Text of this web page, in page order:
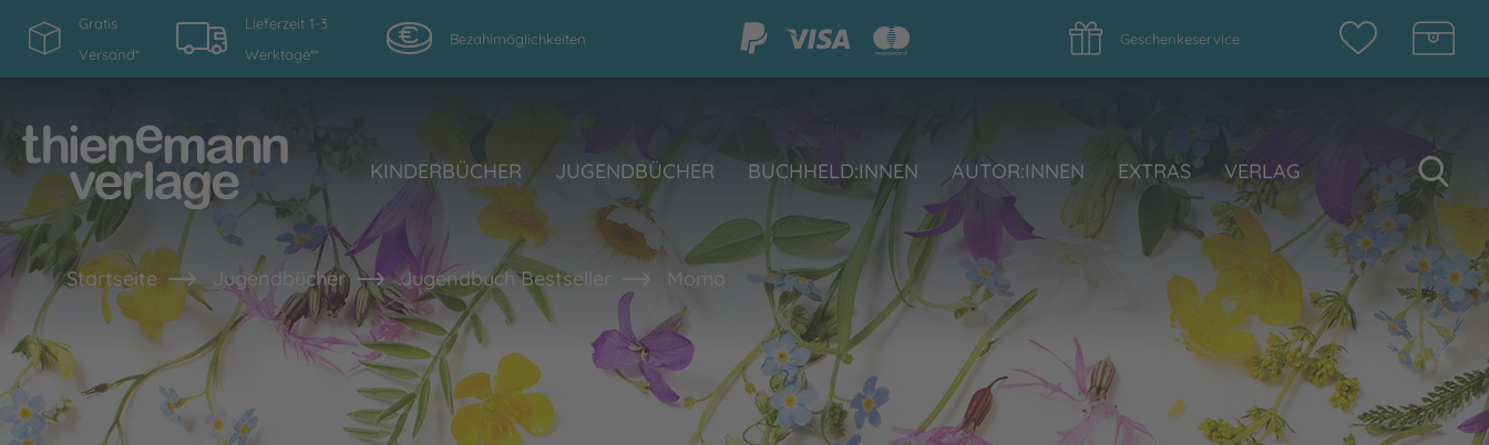
Gratis
Versand*
Lieferzeit 1-3
Werktage**
Bezahlmöglichkeiten Geschenkeservice
KINDERBÜCHER JUGENDBÜCHER BUCHHELD:INNEN AUTOR:INNEN EXTRAS VERLAG
Startseite Jugendbücher Jugendbuch Bestseller Momo